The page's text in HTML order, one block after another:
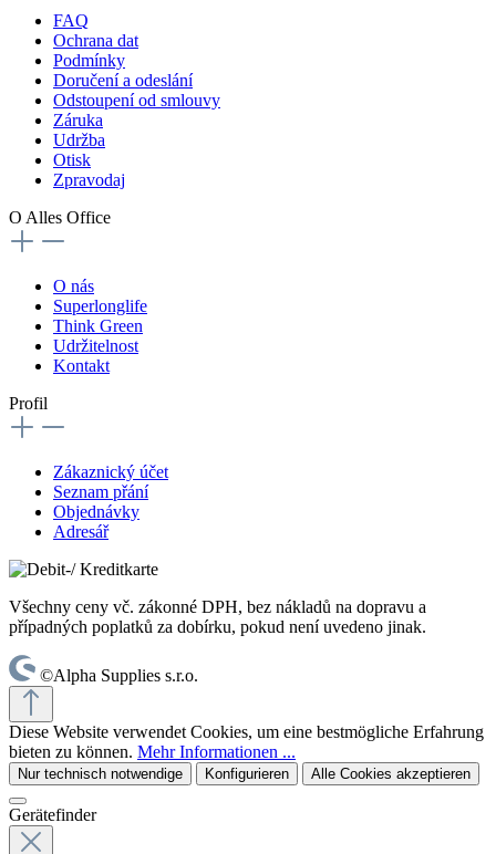
FAQ
Ochrana dat
Podmínky
Doručení a odeslání
Odstoupení od smlouvy
Záruka
Udržba
Otisk
Zpravodaj
O Alles Office
O nás
Superlonglife
Think Green
Udržitelnost
Kontakt
Profil
Zákaznický účet
Seznam přání
Objednávky
Adresář
Všechny ceny vč. zákonné DPH, bez nákladů na dopravu a
případných poplatků za dobírku, pokud není uvedeno jinak.
©Alpha Supplies s.r.o.
Diese Website verwendet Cookies, um eine bestmögliche Erfahrung
bieten zu können. Mehr Informationen ...
Nur technisch notwendige Konfigurieren Alle Cookies akzeptieren
Gerätefinder